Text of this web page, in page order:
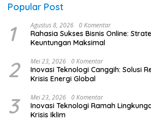
Popular Post
1 Agustus 8, 2026 0 Komentar
Rahasia Sukses Bisnis Online:
Keuntungan Maksimal
2 Mei 23, 2026 0 Komentar
Inovasi Teknologi Canggih: Solusi
Krisis Energi Global
3 Mei 23, 2026 0 Komentar
Inovasi Teknologi Ramah
Krisis Iklim